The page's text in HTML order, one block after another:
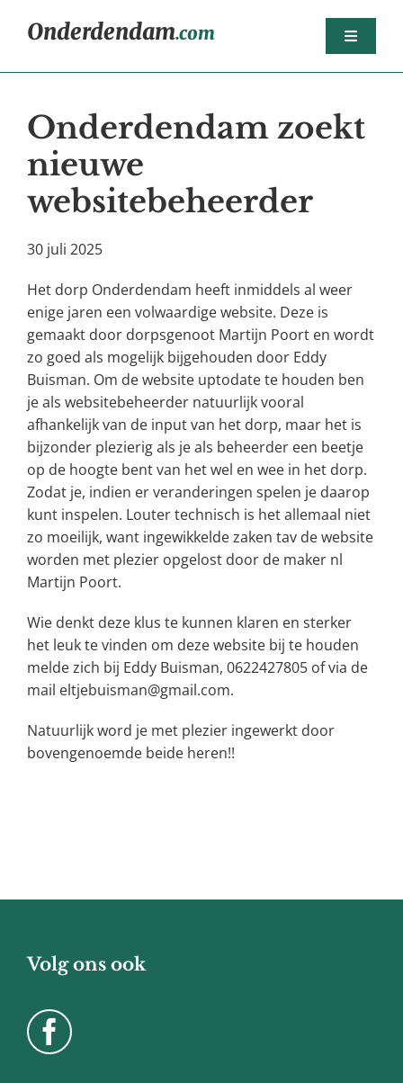
naarOnderdendam.com
Toggle
Berichten
Agenda
Bedrijven
Nijsjoagertjes
Onderdendam zoekt
nieuwe
websitebeheerder
30 juli 2025
Het dorp Onderdendam heeft inmiddels al weer
enige jaren een volwaardige website. Deze is
gemaakt door dorpsgenoot Martijn Poort en wordt
zo goed als mogelijk bijgehouden door Eddy
Buisman. Om de website uptodate te houden ben
je als websitebeheerder natuurlijk vooral
afhankelijk van de input van het dorp, maar het is
bijzonder plezierig als je als beheerder een beetje
op de hoogte bent van het wel en wee in het dorp.
Zodat je, indien er veranderingen spelen je daarop
kunt inspelen. Louter technisch is het allemaal niet
zo moeilijk, want ingewikkelde zaken tav de website
worden met plezier opgelost door de maker nl
Martijn Poort.
Wie denkt deze klus te kunnen klaren en sterker
het leuk te vinden om deze website bij te houden
melde zich bij Eddy Buisman, 0622427805 of via de
mail eltjebuisman@gmail.com.
Natuurlijk word je met plezier ingewerkt door
bovengenoemde beide heren!!
Volg ons ook